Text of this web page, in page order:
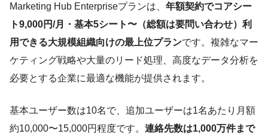
Marketing Hub Enterpriseプランは、 年額契約でコアシー
ト9,000円/月・基本5シート〜（総額は要問い合わせ）利
用できる大規模組織向けの最上位プランです。複雑なマー
ケティング戦略や大量のリード処理、高度なデータ分析を
必要とする企業に最適な機能が提供されます。
基本ユーザー数は10名で、追加ユーザーは1名あたり月額
約10,000〜15,000円程度です。 連絡先数は1,000万件まで